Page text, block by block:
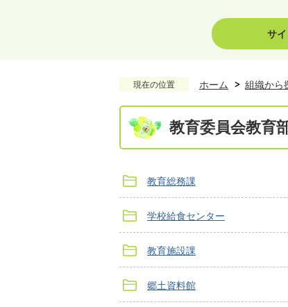
サ
現在の位置 ホーム 組織から
教育委員会教育
教育総務課
学校給食センター
教育施設課
郷土資料館